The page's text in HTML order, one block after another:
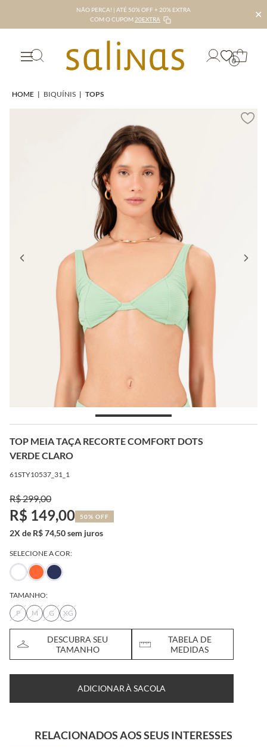
NÃO PERCA! | ATÉ 50% OFF + 20% EXTRA
COM O CUPOM 20EXTRA ✕
0
HOME | BIQUÍNIS | TOPS
TOP MEIA TAÇA RECORTE COMFORT DOTS
VERDE CLARO
61STY10537_31_1
R$ 299,00
R$ 149,00 50% OFF
2X de R$ 74,50 sem juros
SELECIONE A COR:
TAMANHO:
P
M G XG
DESCUBRA SEU
TAMANHO
TABELA DE
MEDIDAS
ADICIONAR À SACOLA
RELACIONADOS AOS SEUS INTERESSES